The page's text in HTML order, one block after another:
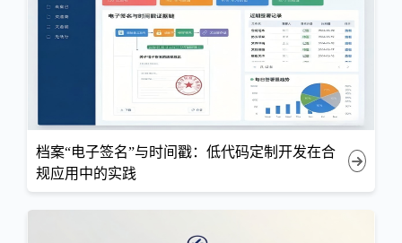
档案“电子签名”与时间戳：低代码定制开发在合
规应用中的实践